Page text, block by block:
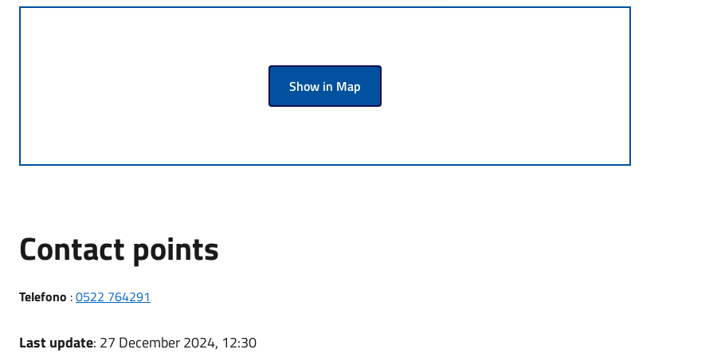
Show in Map
Contact points
Telefono :0522 764291
Last update: 27 December 2024, 12:30